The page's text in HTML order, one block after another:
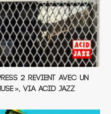
2 revient avec un
», via Acid Jazz